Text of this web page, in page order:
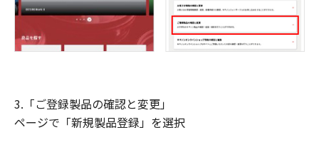
3.「ご登録製品の確認と変更」
ページで「新規製品登録」を選択